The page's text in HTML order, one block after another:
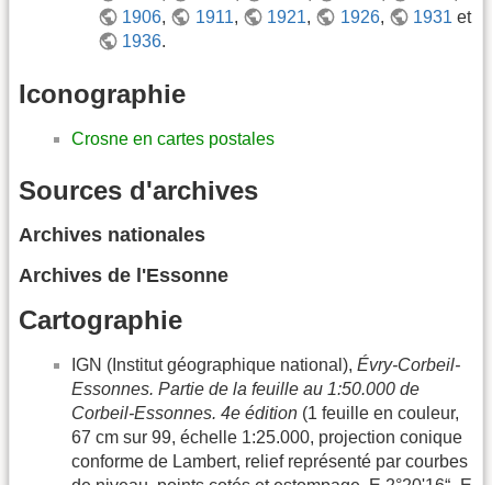
1906, 1911, 1921, 1926, 1931 et
1936.
Iconographie
Crosne en cartes postales
Sources d'archives
Archives nationales
Archives de l'Essonne
Cartographie
IGN (Institut géographique national), Évry-Corbeil-
Essonnes. Partie de la feuille au 1:50.000 de
Corbeil-Essonnes. 4e édition (1 feuille en couleur,
67 cm sur 99, échelle 1:25.000, projection conique
conforme de Lambert, relief représenté par courbes